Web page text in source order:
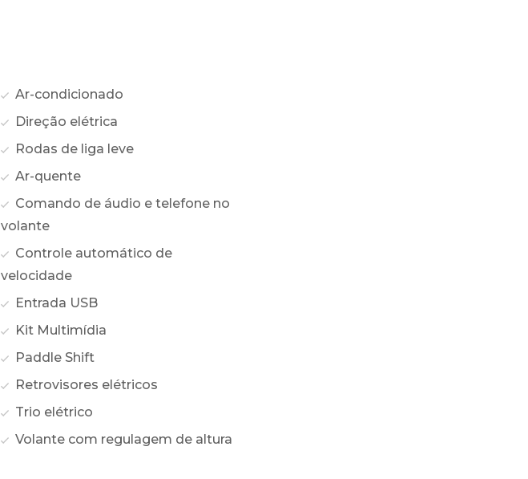
Ar-condicionado
Direção elétrica
Rodas de liga leve
Ar-quente
Comando de áudio e telefone no
volante
Controle automático de
velocidade
Entrada USB
Kit Multimídia
Paddle Shift
Retrovisores elétricos
Trio elétrico
Volante com regulagem de altura